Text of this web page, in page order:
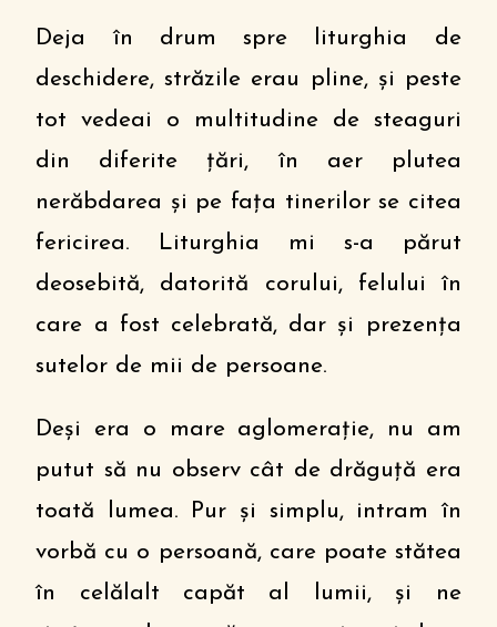
Deja în drum spre liturghia de
deschidere, străzile erau pline, și peste
tot vedeai o multitudine de steaguri
din diferite țări, în aer plutea
nerăbdarea și pe fața tinerilor se citea
fericirea. Liturghia mi s-a părut
deosebită, datorită corului, felului în
care a fost celebrată, dar și prezența
sutelor de mii de persoane.
Deși era o mare aglomerație, nu am
putut să nu observ cât de drăguță era
toată lumea. Pur și simplu, intram în
vorbă cu o persoană, care poate stătea
în celălalt capăt al lumii, și ne